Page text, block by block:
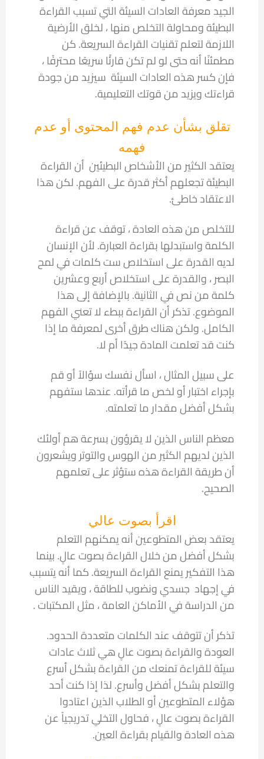
الجيد معرفة العادات السيئة التي تسبب القراءة
البطيئة ومحاولة التخلص منها ، لخلق الأرضية
اللازمة لتعلم تقنيات القراءة السريعة. كن
مطمئنًا أنه حتى لو لم تكن قارئًا سريعًا محترفًا ،
فإن كسر هذه العادات السيئة سيزيد من جودة
قراءتك ويزيد من قوتك التعليمية.
تقلق بشأن عدم فهم المحتوى أو عدم
فهمه
يعتقد الكثير من الأشخاص البطيئين أن القراءة
البطيئة تجعلهم أكثر قدرة على الفهم. لكن هذا
الاعتقاد خاطئ.
للتخلص من هذه العادة ، توقف عن قراءة
الكلمة واستبدلها بقراءة العبارة. لأن الإنسان
لديه القدرة على استخلاص ست كلمات في لمح
البصر ، والقدرة على استخلاص أربع وعشرين
كلمة من نص في الثانية. بالإضافة إلى هذا
الموضوع. تذكر أن القراءة ببطء لا تعني الفهم
الكامل. ولكن هناك طرق أخرى لمعرفة ما إذا
كنت قد تعلمت المادة جيدًا أم لا.
على سبيل المثال ، اسأل نفسك سؤالاً أو قم
بإجراء اختبار أو لخص ما قرأته. عندها ستفهم
بشكل أفضل مقدار ما تعلمته.
معظم الناس الذين لا يقرؤون بسرعة هم أولئك
الذين لديهم الكثير من الهوس والتوتر ويشعرون
أن طريقة القراءة هذه ستؤثر على تعلمهم
الصحيح.
اقرأ بصوت عالي
يعتقد بعض المتطوعين أنه يمكنهم التعلم
بشكل أفضل من خلال القراءة بصوت عالٍ. بينما
هذا التفكير يمنع القراءة السريعة. كما أنه يتسبب
في إجهاد جسدي ونضوب للطاقة ، ويقيد الناس
من الدراسة في الأماكن العامة ، مثل المكتبات .
تذكر أن تتوقف عند الكلمات متعددة الحدود.
العودة والقراءة بصوت عالٍ هي ثلاث عادات
سيئة للقراءة تمنعك من القراءة بشكل أسرع
والتعلم بشكل أفضل وأسرع. لذا إذا كنت أحد
هؤلاء المتطوعين أو الطلاب الذين اعتادوا
القراءة بصوت عالٍ ، فحاول التخلي تدريجياً عن
هذه العادة والقيام بقراءة العين.